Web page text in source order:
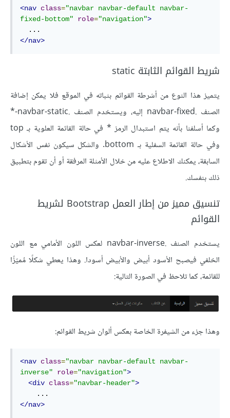
<nav class="navbar navbar-default navbar-
fixed-bottom"
role="navigation">
</nav>
شريط القوائم الثابتة static
يتميز هذا النوع من أشرطة القوائم بثباته في الموقع فلا يمكن إضافة
الصنف .navbar-fixed إليه، ويستخدم الصنف .navbar-static-*
وكما أسلفنا بأنه يتم استبدال الرمز * في حالة القائمة العلوية بـ top
وفي حالة القائمة السفلية بـ bottom. والشكل سيكون نفس الأشكال
السابقة، يمكنك الاطلاع عليه من خلال الأمثلة المرفقة أو أن تقوم بتطبيق
ذلك بنفسك.
تنسيق مميز من إطار العمل Bootstrap لشريط
القوائم
يستخدم الصنف .navbar-inverse لعكس اللون الأمامي مع اللون
الخلفي فيصبح الأسود أبيض والأبيض أسودا. وهذا يعطي شكلًا مُميّزًا
للقائمة، كما تلاحظ في الصورة التالية:
وهذا جزء من الشيفرة الخاصة بعكس ألوان شريط القوائم:
<nav class="navbar navbar-default navbar-
inverse"
role="navigation">
<div class="navbar-header">
</nav>